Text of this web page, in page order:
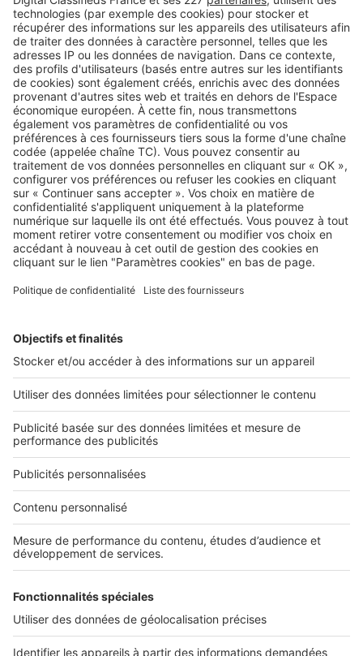
Image
Dossiers
Les Docks Village, à Marseille, élus
meilleur centre commercial au
MIPIM Awards 2016
Image
Dossiers
Le « retailtainment » d’Aubagne :
un nouveau concept de centre
commercial
Image
Rechercher une annonce par sa référence ?
Infos pratiques
Politique Générale de Protection des Données
Conditions Générales d'Utilisation
Paramétrer mes cookies
Diffusez vos annonces
Sites du groupe SeLoger